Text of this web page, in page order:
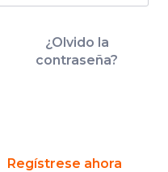
¿Olvido la
contraseña?
Regístrese ahora